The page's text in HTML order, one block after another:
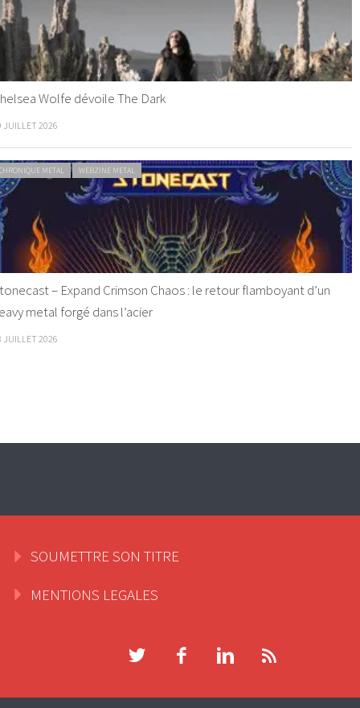
Wolfe dévoile The Dark
JUILLET 2026
METAL WEBZINE METAL
– Expand Crimson Chaos : le retour flamboyant d’un
metal forgé dans l’acier
JUILLET 2026
SOUMETTRE SON TITRE
MENTIONS LEGALES